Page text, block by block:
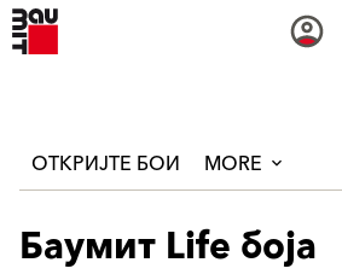
ОТКРИЈТЕ БОИ MORE
Баумит Life боја